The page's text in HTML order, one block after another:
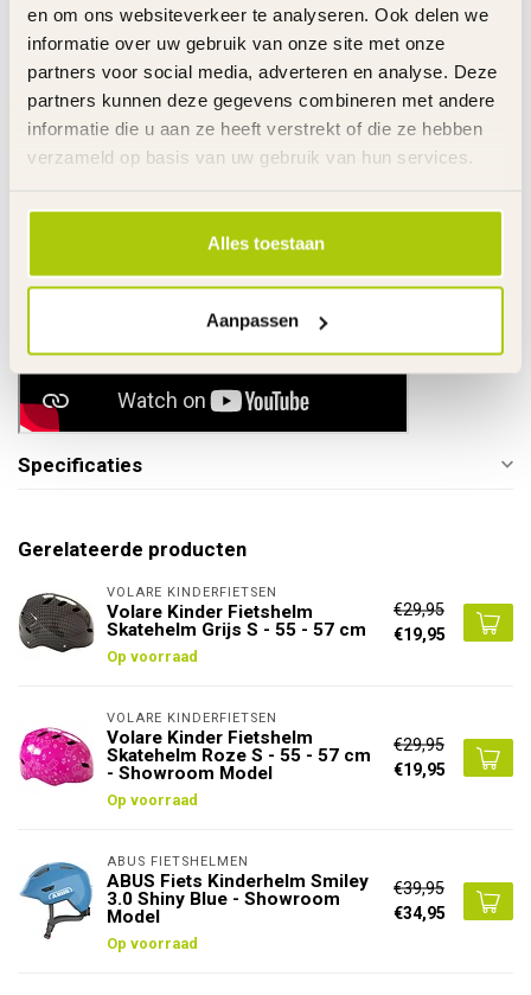
en om ons websiteverkeer te analyseren. Ook delen we
informatie over uw gebruik van onze site met onze
partners voor social media, adverteren en analyse. Deze
partners kunnen deze gegevens combineren met andere
informatie die u aan ze heeft verstrekt of die ze hebben
verzameld op basis van uw gebruik van hun services.
Alles toestaan
Aanpassen
Altijd de kindermotor met een volledig opgeladen accu wegzetten.
Het dragen van beschermende kleding en een helm
Met deze kindermotor mag je rijden op "eigen terrein".
Links
De gehele rubriek Elektrische Kindermotor
Specificaties
Gerelateerde producten
VOLARE KINDERFIETSEN
Volare Kinder Fietshelm
Skatehelm Grijs S - 55 - 57 cm
Op voorraad
€29,95
€19,95
VOLARE KINDERFIETSEN
Volare Kinder Fietshelm
Skatehelm Roze S - 55 - 57 cm
- Showroom Model
Op voorraad
€29,95
€19,95
ABUS FIETSHELMEN
ABUS Fiets Kinderhelm Smiley
3.0 Shiny Blue - Showroom
Model
Op voorraad
€39,95
€34,95